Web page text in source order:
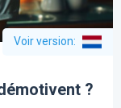
Voir version:
?